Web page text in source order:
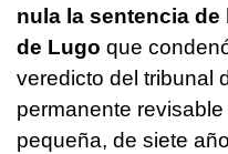
nula la sentencia
de Lugo que
veredicto del tribunal
permanente
pequeña, de siete